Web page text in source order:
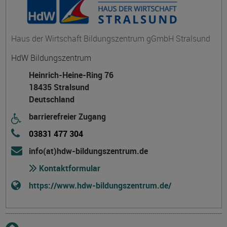
Haus der Wirtschaft Bildungszentrum gGmbH Stralsund
HdW Bildungszentrum
Heinrich-Heine-Ring 76
18435 Stralsund
Deutschland
barrierefreier Zugang
03831 477 304
info(at)hdw-bildungszentrum.de
Kontaktformular
https://www.hdw-bildungszentrum.de/